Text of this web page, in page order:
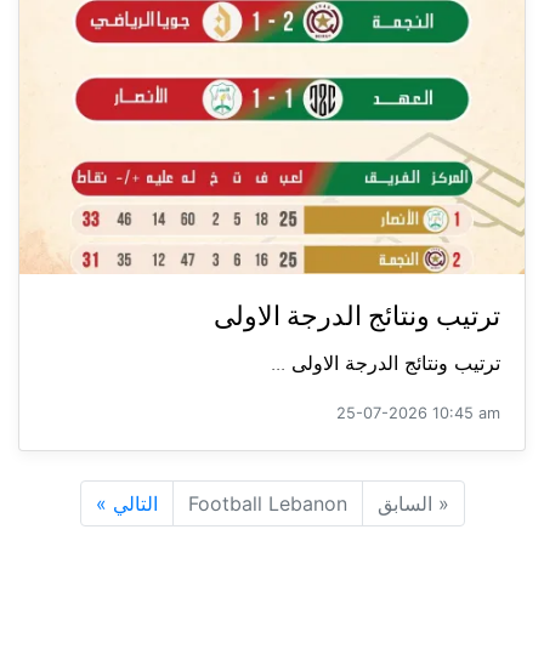
ترتيب ونتائج الدرجة الاولى
ترتيب ونتائج الدرجة الاولى ...
25-07-2026 10:45 am
« السابق Football Lebanon التالي »